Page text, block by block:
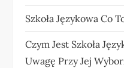
Szkoła Językowa Co
Czym Jest Szkoła
Uwagę Przy Jej